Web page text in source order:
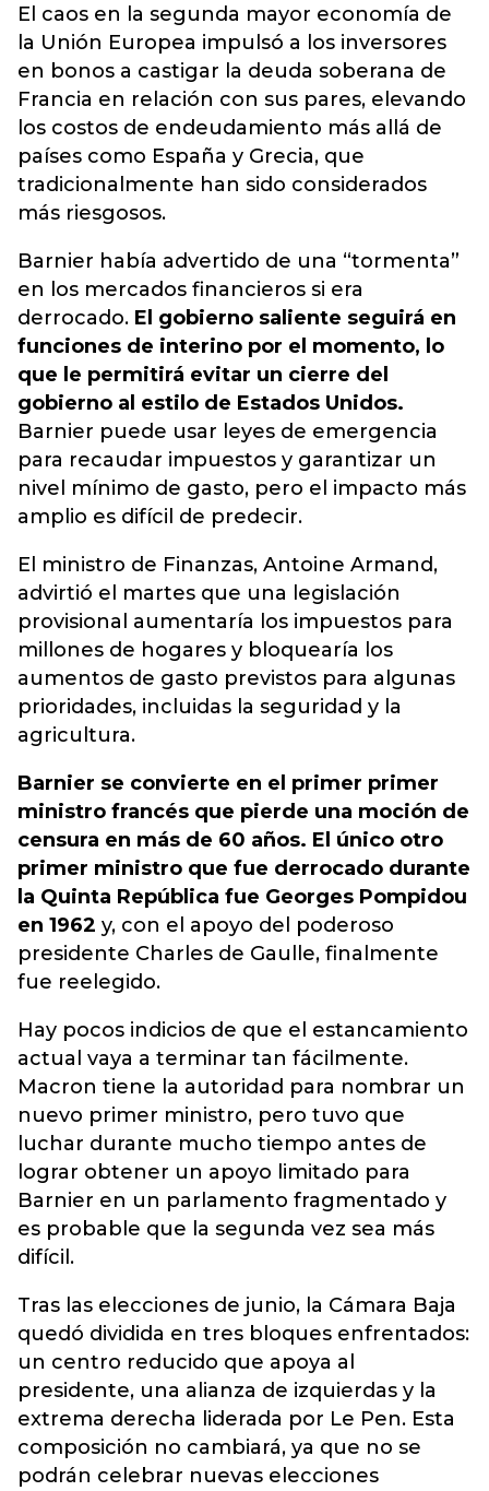
El caos en la segunda mayor economía de
la Unión Europea impulsó a los inversores
en bonos a castigar la deuda soberana de
Francia en relación con sus pares, elevando
los costos de endeudamiento más allá de
países como España y Grecia, que
tradicionalmente han sido considerados
más riesgosos.
Barnier había advertido de una “tormenta”
en los mercados financieros si era
derrocado. El gobierno saliente seguirá en
funciones de interino por el momento, lo
que le permitirá evitar un cierre del
gobierno al estilo de Estados Unidos.
Barnier puede usar leyes de emergencia
para recaudar impuestos y garantizar un
nivel mínimo de gasto, pero el impacto más
amplio es difícil de predecir.
El ministro de Finanzas, Antoine Armand,
advirtió el martes que una legislación
provisional aumentaría los impuestos para
millones de hogares y bloquearía los
aumentos de gasto previstos para algunas
prioridades, incluidas la seguridad y la
agricultura.
Barnier se convierte en el primer primer
ministro francés que pierde una moción de
censura en más de 60 años. El único otro
primer ministro que fue derrocado durante
la Quinta República fue Georges Pompidou
en 1962 y, con el apoyo del poderoso
presidente Charles de Gaulle, finalmente
fue reelegido.
Hay pocos indicios de que el estancamiento
actual vaya a terminar tan fácilmente.
Macron tiene la autoridad para nombrar un
nuevo primer ministro, pero tuvo que
luchar durante mucho tiempo antes de
lograr obtener un apoyo limitado para
Barnier en un parlamento fragmentado y
es probable que la segunda vez sea más
difícil.
Tras las elecciones de junio, la Cámara Baja
quedó dividida en tres bloques enfrentados:
un centro reducido que apoya al
presidente, una alianza de izquierdas y la
extrema derecha liderada por Le Pen. Esta
composición no cambiará, ya que no se
podrán celebrar nuevas elecciones